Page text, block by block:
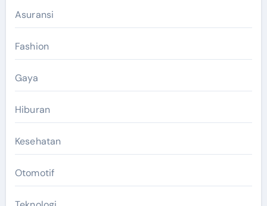
Asuransi
Fashion
Gaya
Hiburan
Kesehatan
Otomotif